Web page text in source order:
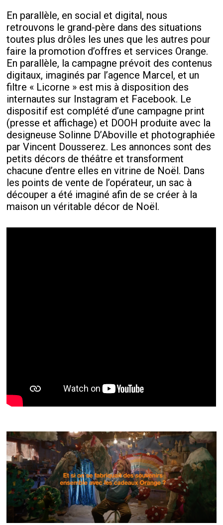
En parallèle, en social et digital, nous
retrouvons le grand-père dans des situations
toutes plus drôles les unes que les autres pour
faire la promotion d’offres et services Orange.
En parallèle, la campagne prévoit des contenus
digitaux, imaginés par l’agence Marcel, et un
filtre « Licorne » est mis à disposition des
internautes sur Instagram et Facebook. Le
dispositif est complété d’une campagne print
(presse et affichage) et DOOH produite avec la
designeuse Solinne D’Aboville et photographiée
par Vincent Dousserez. Les annonces sont des
petits décors de théâtre et transforment
chacune d’entre elles en vitrine de Noël. Dans
les points de vente de l’opérateur, un sac à
découper a été imaginé afin de se créer à la
maison un véritable décor de Noël.